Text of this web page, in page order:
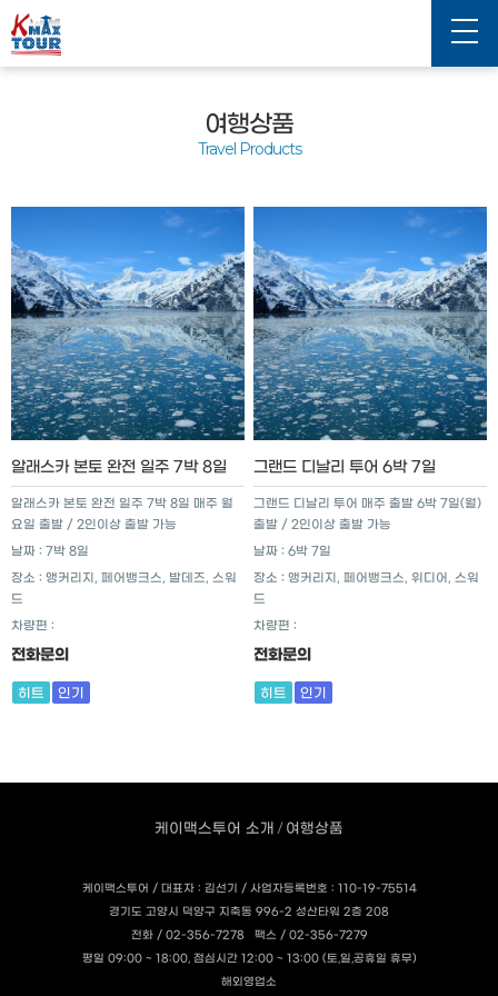
여행상품
Travel Products
알래스카 본토 완전 일주 7박 8일
알래스카 본토 완전 일주 7박 8일 매주 월
요일 출발 / 2인이상 출발 가능
날짜 : 7박 8일
장소 : 앵커리지, 페어뱅크스, 발데즈, 스워
드
차량편 :
전화문의
히트 인기
그랜드 디날리 투어 6박 7일
그랜드 디날리 투어 매주 출발 6박 7일(월)
출발 / 2인이상 출발 가능
날짜 : 6박 7일
장소 : 앵커리지, 페어뱅크스, 위디어, 스워
드
차량편 :
전화문의
히트 인기
케이맥스투어 소개 / 여행상품
케이맥스투어 / 대표자 : 김선기 / 사업자등록번호 : 110-19-75514
경기도 고양시 덕양구 지축동 996-2 성산타워 2층 208
전화 / 02-356-7278 팩스 / 02-356-7279
평일 09:00 ~ 18:00, 점심시간 12:00 ~ 13:00 (토,일,공휴일 휴무)
해외영업소